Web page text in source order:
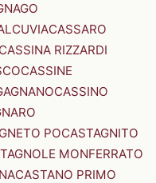
CASSARO
CASSINA RIZZARDI
CASSINE
CASSINO
POCASTAGNITO
MONFERRATO
CASTANO PRIMO